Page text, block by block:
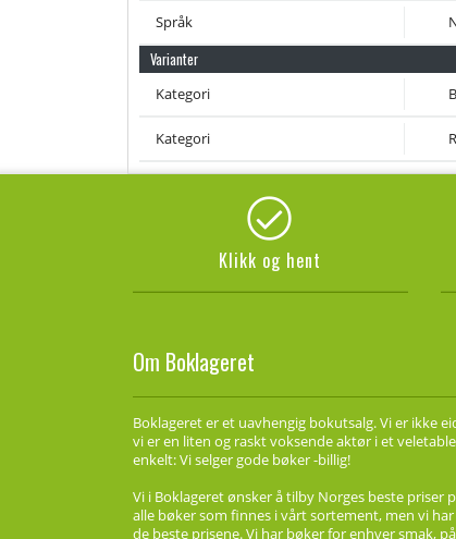
Språk
Varianter
Kategori
Kategori
Klikk og hent
Om Boklageret
Boklageret er et uavhengig bokutsalg. Vi er ikke
vi er en liten og raskt voksende aktør i et
enkelt: Vi selger gode bøker -billig!
Vi i Boklageret ønsker å tilby Norges beste priser
alle bøker som finnes i vårt sortement, men vi
de beste prisene. Vi har bøker for enhver smak,